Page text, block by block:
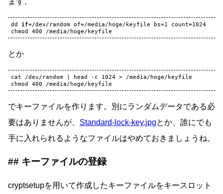
dd if=/dev/random of=/media/hoge/keyfile bs=1 count=1024
chmod
400
とか
cat /dev/random head -c 1024 >
/media/hoge/keyfile
chmod
400
でキーファイルを作ります。別にランダムデータである必
要はありませんが、 Standard-lock-key.jpgとか、誰にでも
手に入れられるようなファイルはやめておきましょうね。
キーファイルの登録
cryptsetupを用いて作成したキーファイルをキースロット